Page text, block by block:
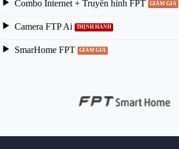
Combo Internet + Truyền hình FPT
Camera FTP Ai
SmarHome FPT